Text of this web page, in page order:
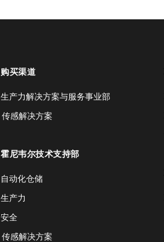
购买渠道
生产力解决方案与服务事业部
传感解决方案
霍尼韦尔技术支持部
自动化仓储
生产力
安全
传感解决方案